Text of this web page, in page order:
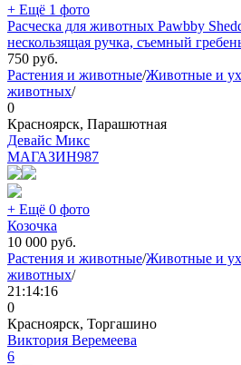
+ Ещё 1 фото
Расческа для животных Pawbby
нескользящая ручка, съемный
750 руб.
Растения и животные/Животные и
животных/
0
Красноярск, Парашютная
Девайс Микс
МАГАЗИН987
+ Ещё 0 фото
Козочка
10 000 руб.
Растения и животные/Животные и
животных/
21:14:16
0
Красноярск, Торгашино
Виктория Веремеева
6